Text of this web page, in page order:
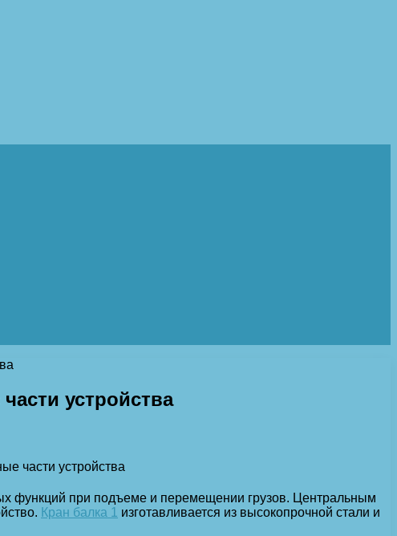
устройства
функций при подъеме и перемещении грузов. Центральным
Кран балка 1 изготавливается из высокопрочной стали и